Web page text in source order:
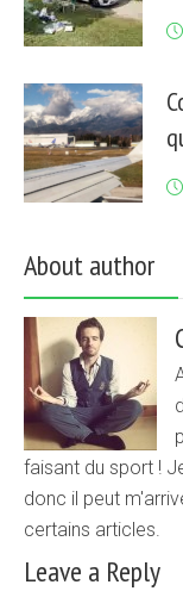
About author
faisant du sport !
donc il peut
certains articles.
Leave a Reply